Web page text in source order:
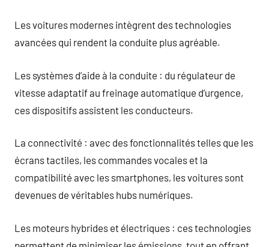
Les voitures modernes intègrent des technologies
avancées qui rendent la conduite plus agréable.
Les systèmes d’aide à la conduite : du régulateur de
vitesse adaptatif au freinage automatique d’urgence,
ces dispositifs assistent les conducteurs.
La connectivité : avec des fonctionnalités telles que les
écrans tactiles, les commandes vocales et la
compatibilité avec les smartphones, les voitures sont
devenues de véritables hubs numériques.
Les moteurs hybrides et électriques : ces technologies